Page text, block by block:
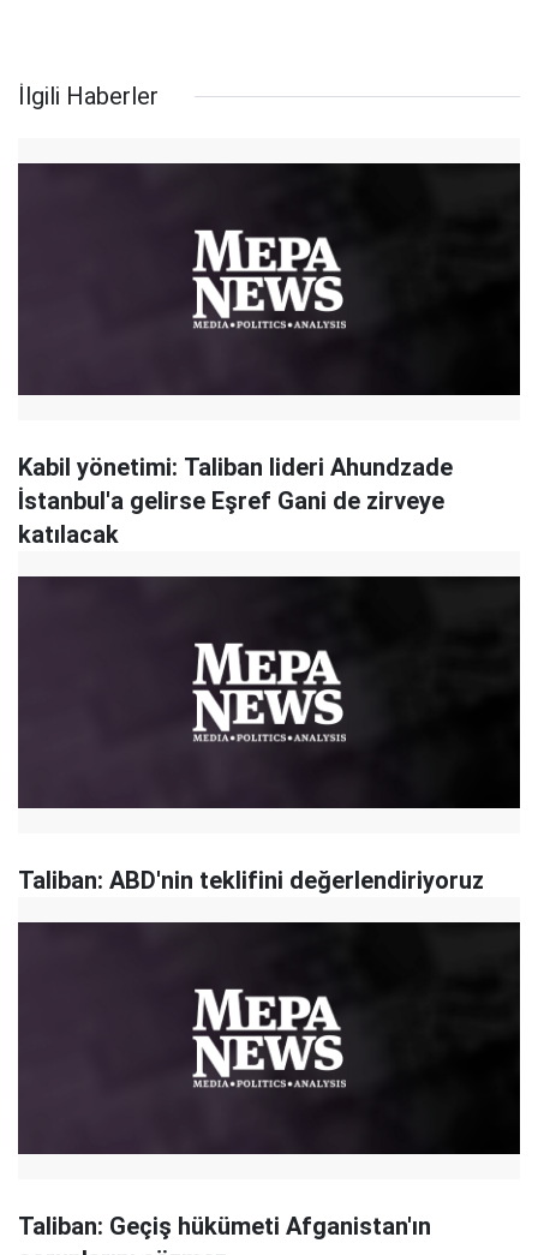
İlgili Haberler
Kabil yönetimi: Taliban lideri Ahundzade
İstanbul'a gelirse Eşref Gani de zirveye
katılacak
Taliban: ABD'nin teklifini değerlendiriyoruz
Taliban: Geçiş hükümeti Afganistan'ın